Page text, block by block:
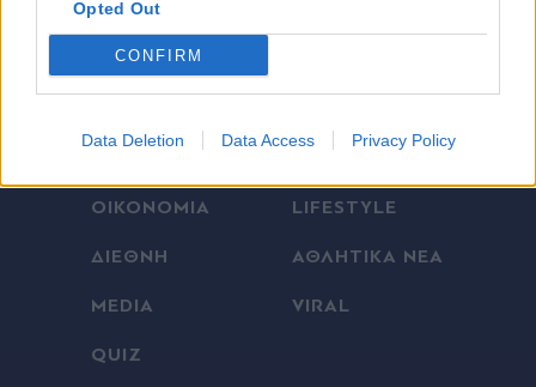
Opted Out
CONFIRM
Data Deletion Data Access Privacy Policy
ΟΙΚΟΝΟΜΙΑ LIFESTYLE
ΔΙΕΘΝΗ ΑΘΛΗΤΙΚΑ ΝΕΑ
MEDIA VIRAL
QUIZ